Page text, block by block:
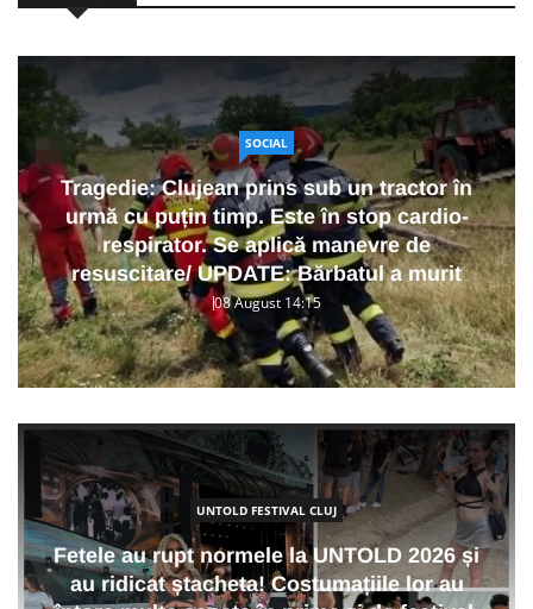
SOCIAL
Tragedie: Clujean prins sub un tractor în
urmă cu puțin timp. Este în stop cardio-
respirator. Se aplică manevre de
resuscitare/ UPDATE: Bărbatul a murit
08 August 14:15
UNTOLD FESTIVAL CLUJ
Fetele au rupt normele la UNTOLD 2026 și
au ridicat ștacheta! Costumațiile lor au